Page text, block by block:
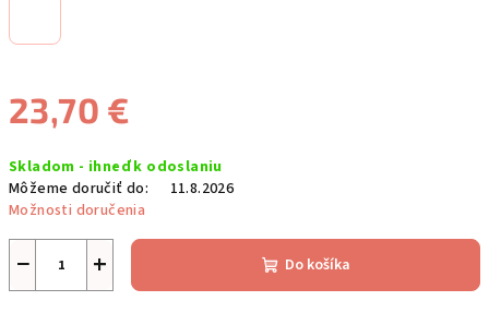
23,70 €
cena:
Skladom - ihneď k odoslaniu
Môžeme doručiť do:
11.8.2026
Možnosti doručenia
+
− Do košíka